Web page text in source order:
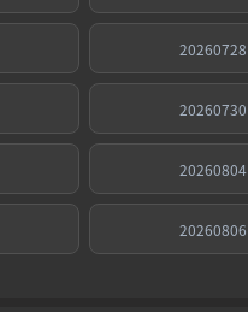
20260728
20260730
20260804
20260806